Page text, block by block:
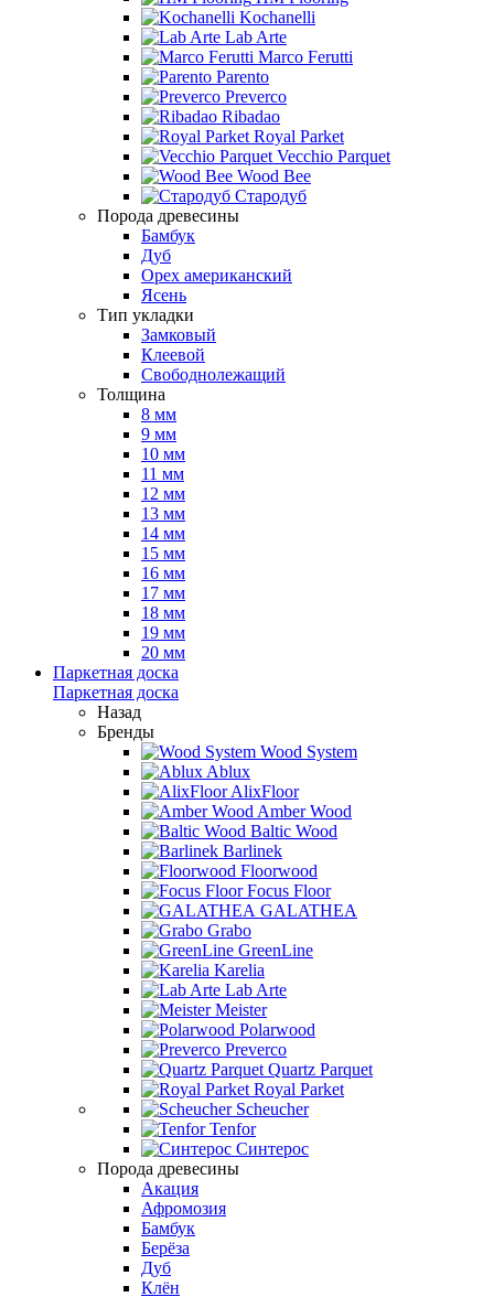
Kochanelli
Lab Arte
Marco Ferutti
Parento
Preverco
Ribadao
Royal Parket
Vecchio Parquet
Wood Bee
Стародуб
Порода древесины
Бамбук
Дуб
Орех американский
Ясень
Тип укладки
Замковый
Клеевой
Свободнолежащий
Толщина
8 мм
9 мм
10 мм
11 мм
12 мм
13 мм
14 мм
15 мм
16 мм
17 мм
18 мм
19 мм
20 мм
Паркетная доска
Паркетная доска
Назад
Бренды
Wood System
Ablux
AlixFloor
Amber Wood
Baltic Wood
Barlinek
Floorwood
Focus Floor
GALATHEA
Grabo
GreenLine
Karelia
Lab Arte
Meister
Polarwood
Preverco
Quartz Parquet
Royal Parket
Scheucher
Tenfor
Синтерос
Порода древесины
Акация
Афромозия
Бамбук
Берёза
Дуб
Клён